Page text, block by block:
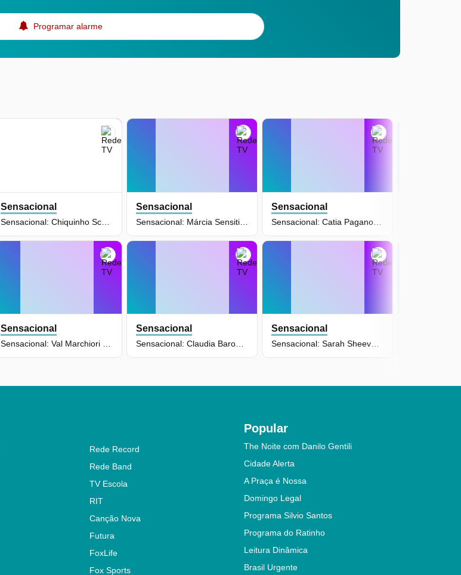
Programar alarme
Sensacional Sensacional
Sensacional Sensacional
Sensacional
Sensacional
Rede Record
Rede Band
TV Escola
RIT
Canção Nova
Futura
FoxLife
Fox Sports
Popular
The Noite com Danilo Gentili
Cidade Alerta
A Praça é Nossa
Domingo Legal
Programa Silvio Santos
Programa do Ratinho
Leitura Dinâmica
Brasil Urgente